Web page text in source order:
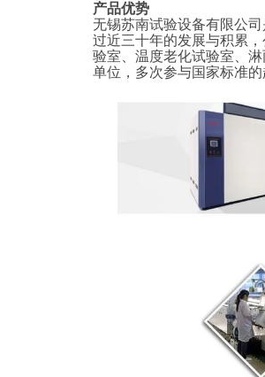
产品优势
无锡苏南试验设备有限公
过近三十年的发展与积累
验室、温度老化试验室、
单位，多次参与国家标准